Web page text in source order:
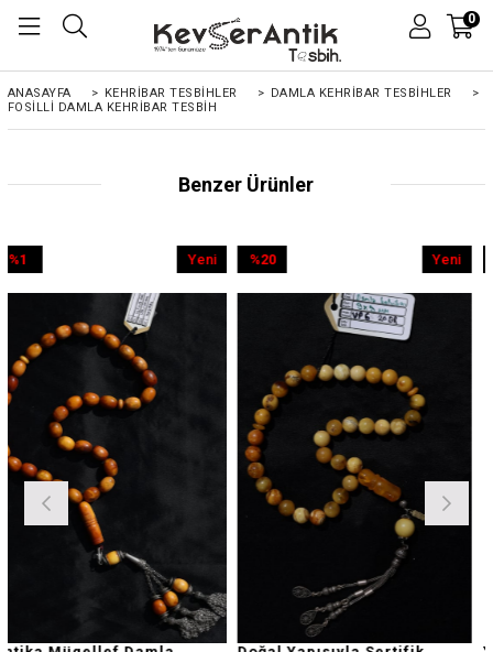
0
ANASAYFA > KEHRIBAR TESBIHLER > DAMLA KEHRİBAR TESBİHLER
>
FOSILLI DAMLA KEHRIBAR TESBIH
Benzer Ürünler
%20
%9
%9İndirim